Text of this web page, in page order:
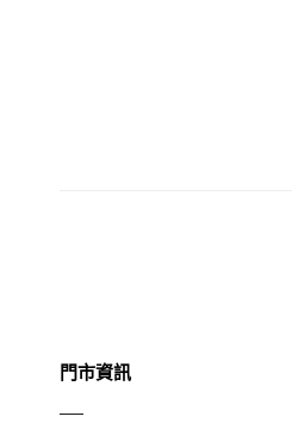
門市資訊